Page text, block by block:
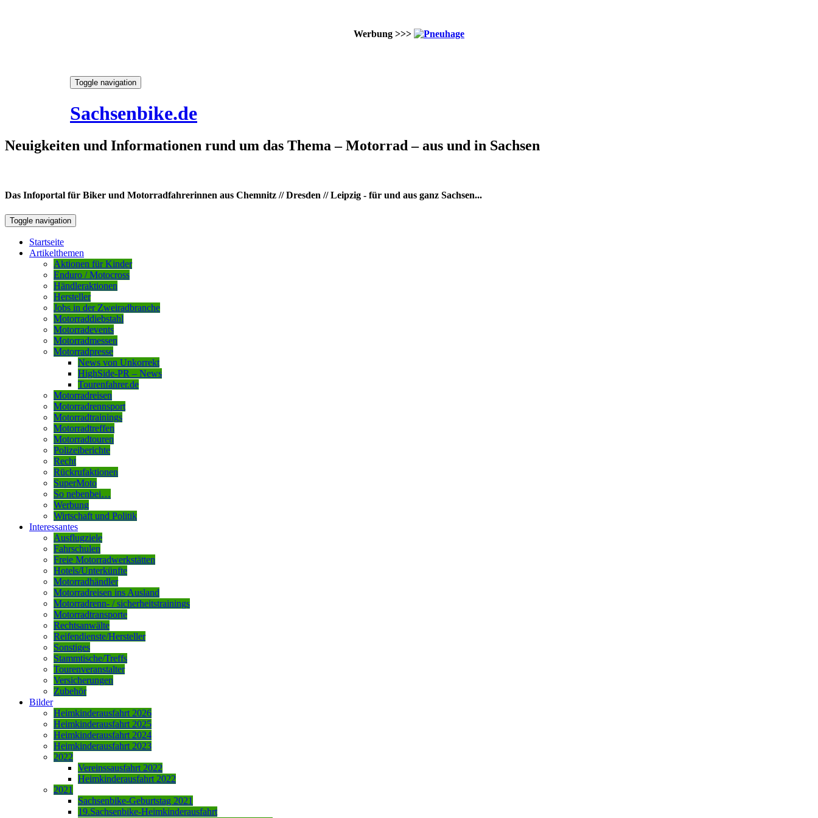
Werbung >>>
Toggle navigation
Sachsenbike.de
Neuigkeiten und Informationen rund um das Thema – Motorrad – aus und in Sachsen
Das Infoportal für Biker und Motorradfahrerinnen aus Chemnitz // Dresden // Leipzig - für und aus ganz Sachsen...
Toggle navigation
Startseite
Artikelthemen
Aktionen für Kinder
Enduro / Motocross
Händleraktionen
Hersteller
Jobs in der Zweiradbranche
Motorraddiebstahl
Motorradevents
Motorradmessen
Motorradpresse
News von Unkorrekt
HighSide-PR – News
Tourenfahrer.de
Motorradreisen
Motorradrennsport
Motorradtrainings
Motorradtreffen
Motorradtouren
Polizeiberichte
Recht
Rückrufaktionen
SuperMoto
So nebenbei…
Werbung
Wirtschaft und Politik
Interessantes
Ausflugziele
Fahrschulen
Freie Motorradwerkstätten
Hotels/Unterkünfte
Motorradhändler
Motorradreisen ins Ausland
Motorradrenn- / sicherheitstrainings
Motorradtransporte
Rechtsanwälte
Reifendienste/Hersteller
Sonstiges
Stammtische/Treffs
Tourenveranstalter
Versicherungen
Zubehör
Bilder
Heimkinderausfahrt 2026
Heimkinderausfahrt 2025
Heimkinderausfahrt 2024
Heimkinderausfahrt 2023
2022
Vereinssausfahrt 2022
Heimkinderausfahrt 2022
2021
Sachsenbike-Geburtstag 2021
19.Sachsenbike-Heimkinderausfahrt